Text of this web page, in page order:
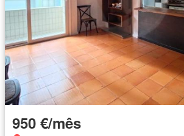
950 €/mês